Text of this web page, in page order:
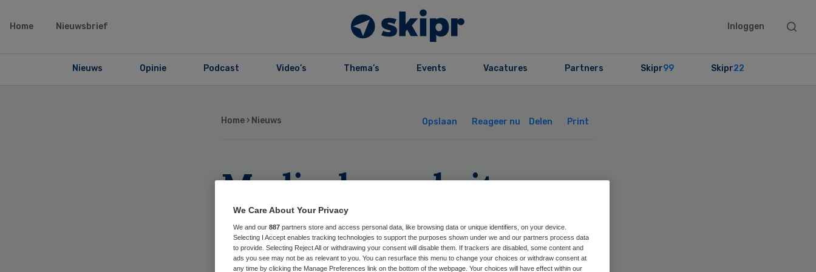
Home Nieuwsbrief Inloggen
Search
Nieuws Opinie Podcast Video’s Thema’s Events Vacatures Partners Skipr99 Skipr22
Home › Nieuws Opslaan Reageer nu Delen Print
Medische websites
zorgvuldiger met
privacy bezoekers
We Care About Your Privacy
We and our 887 partners store and access personal data, like browsing data or unique identifiers, on your device.
Selecting I Accept enables tracking technologies to support the purposes shown under we and our partners process data
to provide. Selecting Reject All or withdrawing your consent will disable them. If trackers are disabled, some content and
ads you see may not be as relevant to you. You can resurface this menu to change your choices or withdraw consent at
any time by clicking the Manage Preferences link on the bottom of the webpage. Your choices will have effect within our